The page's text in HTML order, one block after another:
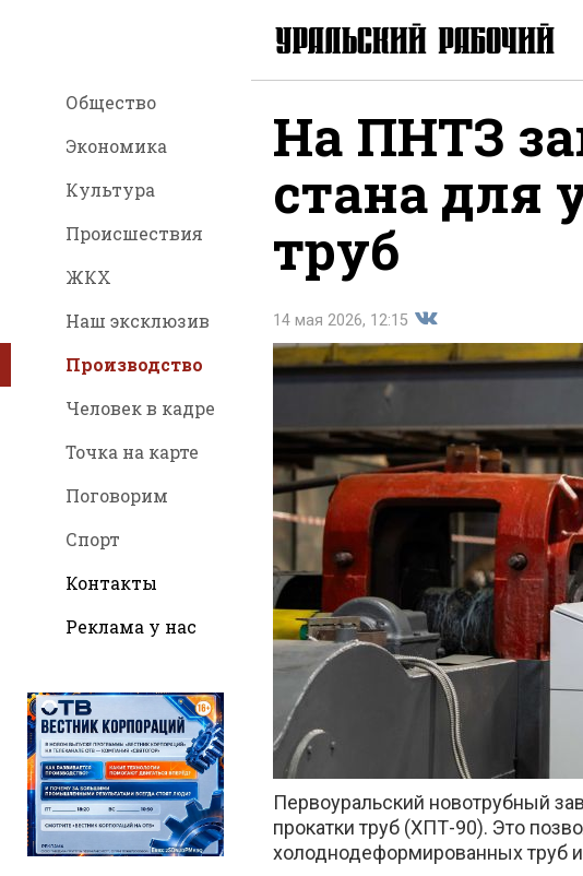
Общество
Экономика
Культура
Происшествия
ЖКХ
Наш эксклюзив
Производство
Человек в кадре
Точка на карте
Поговорим
Спорт
Контакты
Реклама у нас
На ПНТЗ
стана для
труб
14 мая 2026, 12:15
во
Вконтакте
Первоуральский новотрубный
прокатки труб (ХПТ-90). Это
холоднодеформированных труб